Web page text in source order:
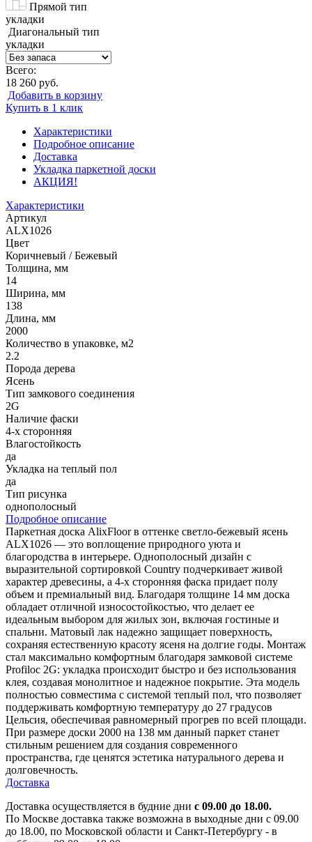
Прямой тип
укладки
Диагональный тип
укладки
Всего:
18 260 руб.
Добавить в корзину
Купить в 1 клик
Характеристики
Подробное описание
Доставка
Укладка паркетной доски
АКЦИЯ!
Характеристики
Артикул
ALX1026
Цвет
Коричневый / Бежевый
Толщина, мм
14
Ширина, мм
138
Длина, мм
2000
Количество в упаковке, м2
2.2
Порода дерева
Ясень
Тип замкового соединения
2G
Наличие фаски
4-х сторонняя
Влагостойкость
да
Укладка на теплый пол
да
Тип рисунка
однополосный
Подробное описание
Паркетная доска AlixFloor в оттенке светло-бежевый ясень
ALX1026 — это воплощение природного уюта и
благородства в интерьере. Однополосный дизайн с
выразительной сортировкой Country подчеркивает живой
характер древесины, а 4-х сторонняя фаска придает полу
объем и премиальный вид. Благодаря толщине 14 мм доска
обладает отличной износостойкостью, что делает ее
идеальным выбором для жилых зон, включая гостиные и
спальни. Матовый лак надежно защищает поверхность,
сохраняя естественную красоту ясеня на долгие годы. Монтаж
стал максимально комфортным благодаря замковой системе
Profiloc 2G: укладка происходит быстро и без использования
клея, создавая монолитное и надежное покрытие. Эта модель
полностью совместима с системой теплый пол, что позволяет
поддерживать комфортную температуру до 27 градусов
Цельсия, обеспечивая равномерный прогрев по всей площади.
При размере доски 2000 на 138 мм данный паркет станет
стильным решением для создания современного
пространства, где ценятся эстетика натурального дерева и
долговечность.
Доставка
Доставка осуществляется в будние дни с 09.00 до 18.00.
По Москве доставка также возможна в выходные дни с 09.00
до 18.00, по Московской области и Санкт-Петербургу - в